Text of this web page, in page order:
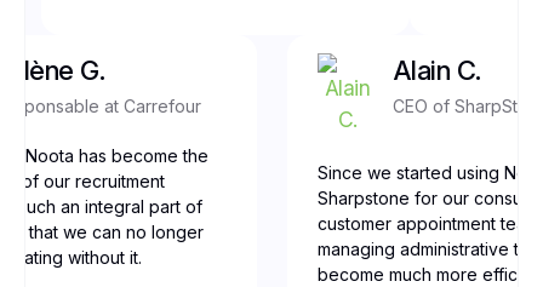
G.
at Carrefour
Noota has become the
of our recruitment
such an integral part of
that we can no longer
without it.
Alain C.
CEO of
Since we started using
Sharpstone for our
customer appointment
managing administrative
become much more